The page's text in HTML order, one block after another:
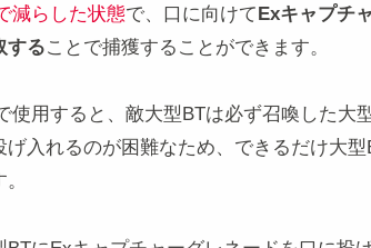
減らした状態で、口に向けてExキャプチ
することで捕獲することができます。
使用すると、敵大型BTは必ず召喚した大
げ入れるのが困難なため、できるだけ大